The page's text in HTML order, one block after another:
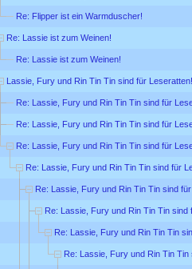
Re: Flipper ist ein Warmduscher!
Re: Lassie ist zum Weinen!
Re: Lassie ist zum Weinen!
Lassie, Fury und Rin Tin Tin sind für Leseratten!
Re: Lassie, Fury und Rin Tin Tin sind für
Re: Lassie, Fury und Rin Tin Tin sind für
Re: Lassie, Fury und Rin Tin Tin sind für
Re: Lassie, Fury und Rin Tin Tin sind für
Re: Lassie, Fury und Rin Tin Tin sind
Re: Lassie, Fury und Rin Tin Tin sind
Re: Lassie, Fury und Rin Tin Tin
Re: Lassie, Fury und Rin Tin